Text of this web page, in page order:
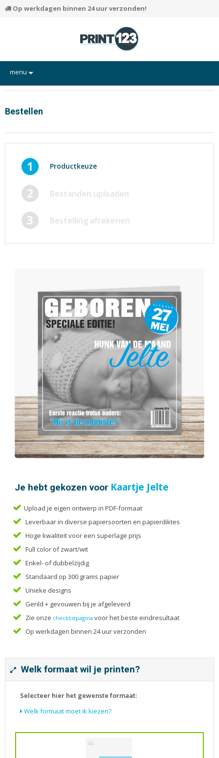
Op werkdagen binnen 24 uur verzonden!
menu
Flyers
Hand-outs/Losbladig
Posters
Rapporten/Verslagen
Certificaten/Diploma's
Visitekaartjes
Alle producten
Cadeaubonnen
Certificaten/Diploma's
Doordruksets
Enveloppen
Etiketten
Folders
Foto's
Geboortekaartjes
Hand-outs/Losbladig
Handleidingen
Kaarten
Kerstkaarten
Menukaarten
Mondkapjes
Notitieblokken
Rapporten/Verslagen
Rouwkaarten
Scripties
Tijdschriften
Verhuiskaarten
Bestellen
1 Productkeuze
2 Bestanden uploaden
3 Bestelling afrekenen
Je hebt gekozen voor Kaartje Jelte
Upload je eigen ontwerp in PDF-formaat
Leverbaar in diverse papiersoorten en papierdiktes
Hoge kwaliteit voor een superlage prijs
Full color of zwart/wit
Enkel- of dubbelzijdig
Standaard op 300 grams papier
Unieke designs
Gerild + gevouwen bij je afgeleverd
Zie onze checklistpagina voor het beste eindresultaat
Op werkdagen binnen 24 uur verzonden
Welk formaat wil je printen?
Selecteer hier het gewenste formaat:
Welk formaat moet ik kiezen?